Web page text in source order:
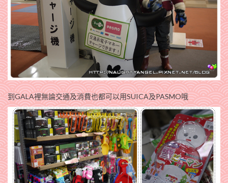
到GALA裡無論交通及消費也都可以用SUICA及PASMO哦